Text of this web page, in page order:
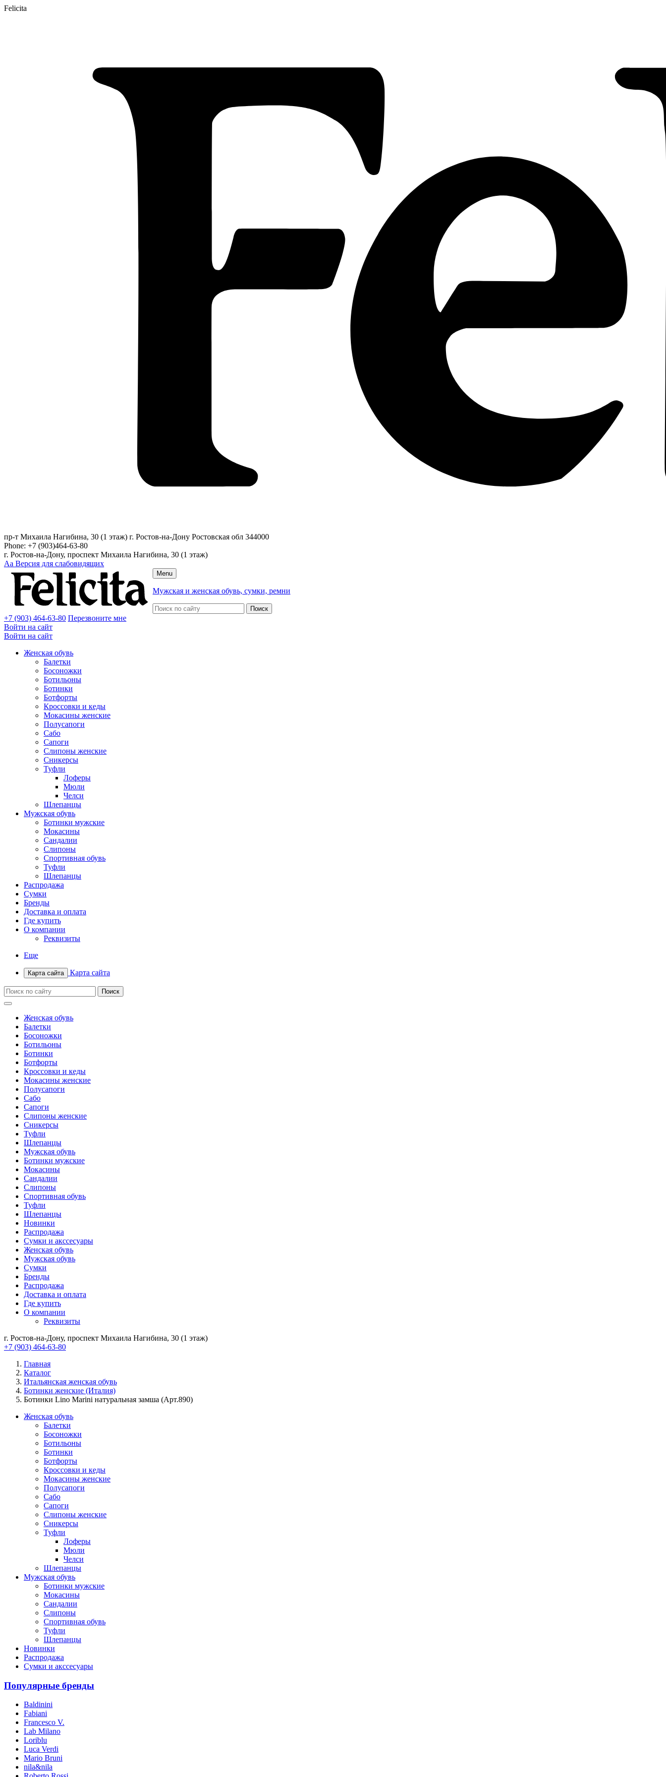
Felicita
пр-т Михаила Нагибина, 30 (1 этаж) г. Ростов-на-Дону Ростовская обл 344000
Phone: +7 (903)464-63-80
г. Ростов-на-Дону, проспект Михаила Нагибина, 30 (1 этаж)
Аа Версия для слабовидящих
Menu
Мужская и женская обувь, сумки, ремни
+7 (903) 464-63-80 Перезвоните мне
Войти на сайт
Войти на сайт
Женская обувь
Балетки
Босоножки
Ботильоны
Ботинки
Ботфорты
Кроссовки и кеды
Мокасины женские
Полусапоги
Сабо
Сапоги
Слипоны женские
Сникерсы
Туфли
Лоферы
Мюли
Челси
Шлепанцы
Мужская обувь
Ботинки мужские
Мокасины
Сандалии
Слипоны
Спортивная обувь
Туфли
Шлепанцы
Распродажа
Сумки
Бренды
Доставка и оплата
Где купить
О компании
Реквизиты
Еще
Карта сайта Карта сайта
Женская обувь
Балетки
Босоножки
Ботильоны
Ботинки
Ботфорты
Кроссовки и кеды
Мокасины женские
Полусапоги
Сабо
Сапоги
Слипоны женские
Сникерсы
Туфли
Шлепанцы
Мужская обувь
Ботинки мужские
Мокасины
Сандалии
Слипоны
Спортивная обувь
Туфли
Шлепанцы
Новинки
Распродажа
Сумки и акссесуары
Женская обувь
Мужская обувь
Сумки
Бренды
Распродажа
Доставка и оплата
Где купить
О компании
Реквизиты
г. Ростов-на-Дону, проспект Михаила Нагибина, 30 (1 этаж)
+7 (903) 464-63-80
Главная
Каталог
Итальянская женская обувь
Ботинки женские (Италия)
Ботинки Lino Marini натуральная замша (Арт.890)
Женская обувь
Балетки
Босоножки
Ботильоны
Ботинки
Ботфорты
Кроссовки и кеды
Мокасины женские
Полусапоги
Сабо
Сапоги
Слипоны женские
Сникерсы
Туфли
Лоферы
Мюли
Челси
Шлепанцы
Мужская обувь
Ботинки мужские
Мокасины
Сандалии
Слипоны
Спортивная обувь
Туфли
Шлепанцы
Новинки
Распродажа
Сумки и акссесуары
Популярные бренды
Baldinini
Fabiani
Francesco V.
Lab Milano
Loriblu
Luca Verdi
Mario Bruni
nila&nila